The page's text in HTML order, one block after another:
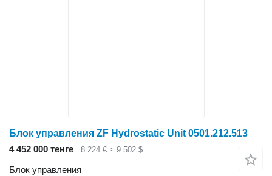
Блок управления ZF Hydrostatic Unit 0501.212.513
4 452 000 тенге
8 224 € ≈ 9 502 $
Блок управления